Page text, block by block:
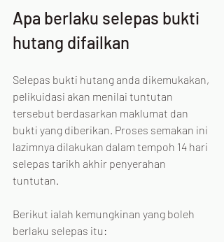
Apa berlaku selepas bukti
hutang difailkan
Selepas bukti hutang anda dikemukakan,
pelikuidasi akan menilai tuntutan
tersebut berdasarkan maklumat dan
bukti yang diberikan. Proses semakan ini
lazimnya dilakukan dalam tempoh 14 hari
selepas tarikh akhir penyerahan
tuntutan.
Berikut ialah kemungkinan yang boleh
berlaku selepas itu: